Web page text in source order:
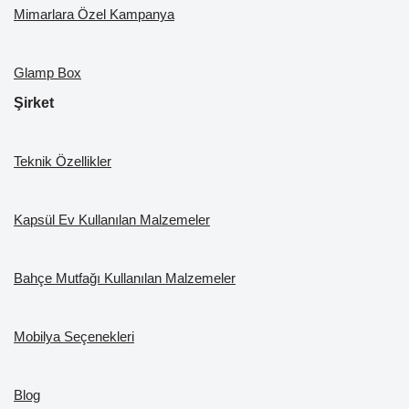
Mimarlara Özel Kampanya
Glamp Box
Şirket
Teknik Özellikler
Kapsül Ev Kullanılan Malzemeler
Bahçe Mutfağı Kullanılan Malzemeler
Mobilya Seçenekleri
Blog